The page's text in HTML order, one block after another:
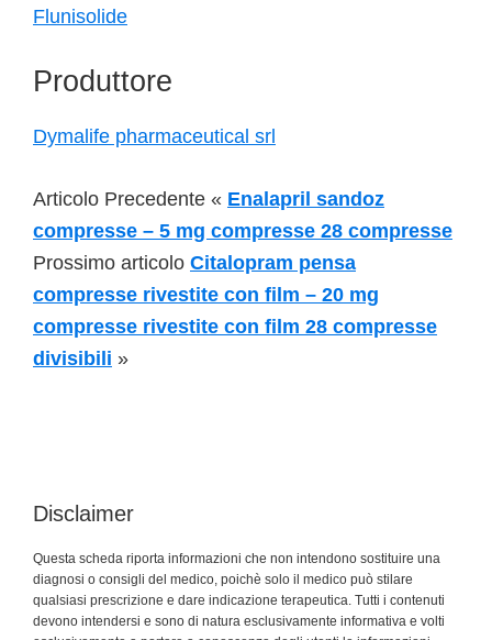
Flunisolide
Produttore
Dymalife pharmaceutical srl
Articolo Precedente « Enalapril sandoz
compresse – 5 mg compresse 28 compresse
Prossimo articolo Citalopram pensa
compresse rivestite con film – 20 mg
compresse rivestite con film 28 compresse
divisibili »
Disclaimer
Questa scheda riporta informazioni che non intendono sostituire una
diagnosi o consigli del medico, poichè solo il medico può stilare
qualsiasi prescrizione e dare indicazione terapeutica. Tutti i contenuti
devono intendersi e sono di natura esclusivamente informativa e volti